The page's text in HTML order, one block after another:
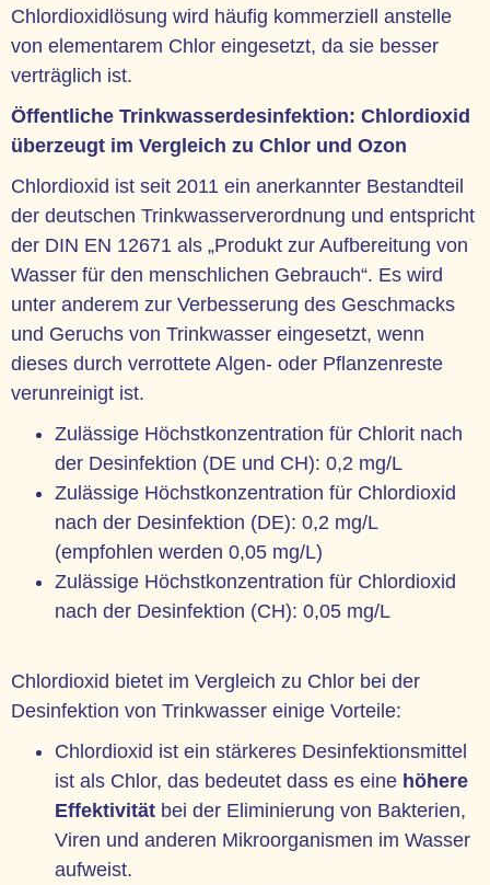
Chlordioxidlösung wird häufig kommerziell anstelle
von elementarem Chlor eingesetzt, da sie besser
verträglich ist.
Öffentliche Trinkwasserdesinfektion: Chlordioxid
überzeugt im Vergleich zu Chlor und Ozon
Chlordioxid ist seit 2011 ein anerkannter Bestandteil
der deutschen Trinkwasserverordnung und entspricht
der DIN EN 12671 als „Produkt zur Aufbereitung von
Wasser für den menschlichen Gebrauch“. Es wird
unter anderem zur Verbesserung des Geschmacks
und Geruchs von Trinkwasser eingesetzt, wenn
dieses durch verrottete Algen- oder Pflanzenreste
verunreinigt ist.
Zulässige Höchstkonzentration für Chlorit nach
der Desinfektion (DE und CH): 0,2 mg/L
Zulässige Höchstkonzentration für Chlordioxid
nach der Desinfektion (DE): 0,2 mg/L
(empfohlen werden 0,05 mg/L)
Zulässige Höchstkonzentration für Chlordioxid
nach der Desinfektion (CH): 0,05 mg/L
Chlordioxid bietet im Vergleich zu Chlor bei der
Desinfektion von Trinkwasser einige Vorteile:
Chlordioxid ist ein stärkeres Desinfektionsmittel
ist als Chlor, das bedeutet dass es eine höhere
Effektivität bei der Eliminierung von Bakterien,
Viren und anderen Mikroorganismen im Wasser
aufweist.